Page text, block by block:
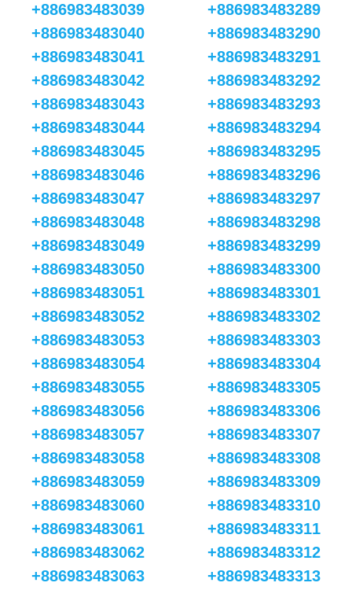
+886983483039
+886983483040
+886983483041
+886983483042
+886983483043
+886983483044
+886983483045
+886983483046
+886983483047
+886983483048
+886983483049
+886983483050
+886983483051
+886983483052
+886983483053
+886983483054
+886983483055
+886983483056
+886983483057
+886983483058
+886983483059
+886983483060
+886983483061
+886983483062
+886983483063
+886983483289
+886983483290
+886983483291
+886983483292
+886983483293
+886983483294
+886983483295
+886983483296
+886983483297
+886983483298
+886983483299
+886983483300
+886983483301
+886983483302
+886983483303
+886983483304
+886983483305
+886983483306
+886983483307
+886983483308
+886983483309
+886983483310
+886983483311
+886983483312
+886983483313